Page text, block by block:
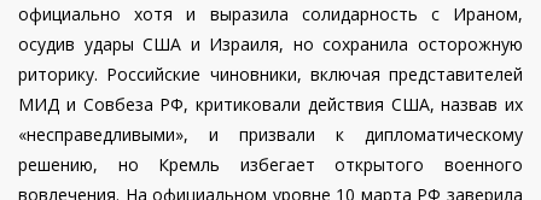
официально хотя и выразила солидарность с Ираном,
осудив удары США и Израиля, но сохранила осторожную
риторику. Российские чиновники, включая представителей
МИД и Совбеза РФ, критиковали действия США, назвав их
«несправедливыми», и призвали к дипломатическому
решению, но Кремль избегает открытого военного
вовлечения. На официальном уровне 10 марта РФ заверила